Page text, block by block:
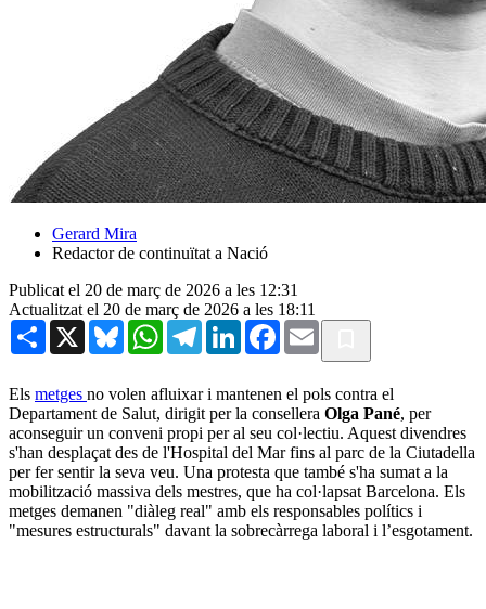
Gerard Mira
Redactor de continuïtat a Nació
Publicat el 20 de març de 2026 a les 12:31
Actualitzat el 20 de març de 2026 a les 18:11
Share X BlueskyWhatsAppTelegramLinkedInFacebook
Email
Els metges no volen afluixar i mantenen el pols contra el
Departament de Salut, dirigit per la consellera Olga Pané, per
aconseguir un conveni propi per al seu col·lectiu. Aquest divendres
s'han desplaçat des de l'Hospital del Mar fins al parc de la Ciutadella
per fer sentir la seva veu. Una protesta que també s'ha sumat a la
mobilització massiva dels mestres, que ha col·lapsat Barcelona. Els
metges demanen "diàleg real" amb els responsables polítics i
"mesures estructurals" davant la sobrecàrrega laboral i l’esgotament.